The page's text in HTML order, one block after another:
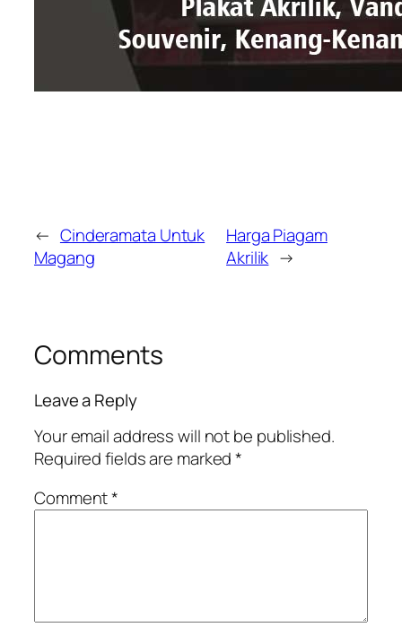
← Cinderamata Untuk
Magang
Harga Piagam
Akrilik →
Comments
Leave a Reply
Your email address will not be published.
Required fields are marked*
Comment*